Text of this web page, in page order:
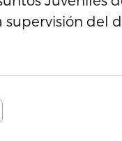
supervisión